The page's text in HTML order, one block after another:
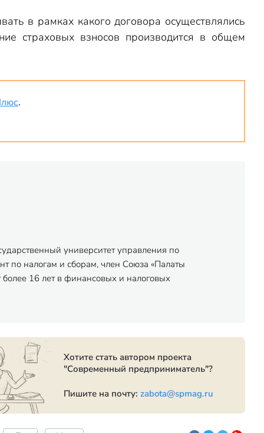
в рамках какого договора осуществлялись
страховых взносов производится в общем
.
университет управления по
по налогам и сборам, член Союза «Палаты
более 16 лет в финансовых и налоговых
Хотите стать автором проекта
"Современный предприниматель"?
Пишите на почту:zabota@spmag.ru